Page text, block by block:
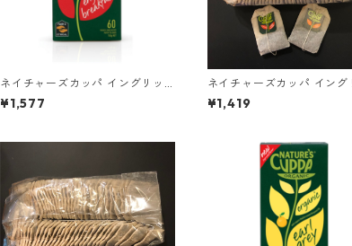
ネイチャーズカッパ イングリッ
シュブレックファースト 60ティ
ーバッグ
¥1,577
ネイチャーズカッパ イング
シュブレックファースト 60
ーバッグ ＊外箱なし
¥1,419